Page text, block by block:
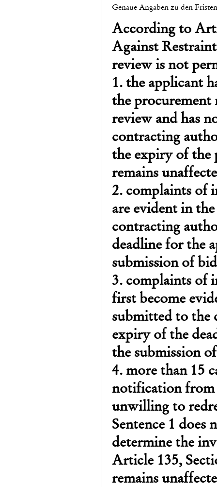
Genaue Angaben zu den
According to
Against
review is not
1. the applicant
the
review and has
contracting
the expiry of the
remains
2. complaints of
are evident in
contracting
deadline for the
submission of
3. complaints of
first become
submitted to the
expiry of the
the submission
4. more than 15
notification
unwilling to
Sentence 1 does
determine the
Article 135,
remains